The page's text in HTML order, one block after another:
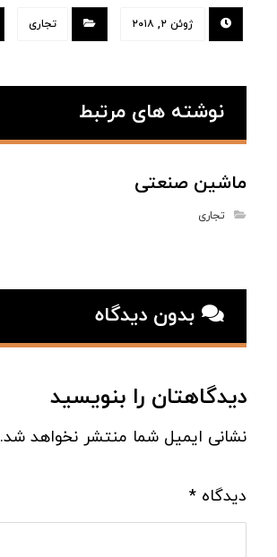
ژوئن ۲, ۲۰۱۸ تجاری
نوشته های مرتبط
ماشین صنعتی
تجاری
بدون دیدگاه
دیدگاهتان را بنویسید
نشانی ایمیل شما منتشر نخواهد شد.
دیدگاه *